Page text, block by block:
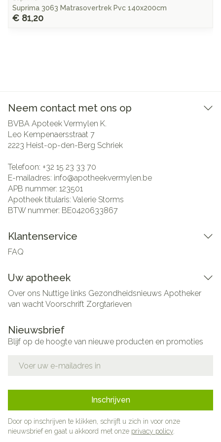
Suprima 3063 Matrasovertrek Pvc 140x200cm
€ 81,20
Neem contact met ons op
BVBA Apoteek Vermylen K.
Leo Kempenaersstraat 7
2223 Heist-op-den-Berg Schriek
Telefoon: +32 15 23 33 70
E-mailadres: info@apotheekvermylen.be
APB nummer: 123501
Apotheek titularis: Valerie Storms
BTW nummer: BE0420633867
Klantenservice
FAQ
Uw apotheek
Over ons Nuttige links Gezondheidsnieuws Apotheker
van wachtVoorschrift Zorgtarieven
Nieuwsbrief
Blijf op de hoogte van nieuwe producten en promoties
Inschrijven
Door op inschrijven te klikken, schrijft u zich in voor onze
nieuwsbrief en gaat u akkoord met onze privacy policy